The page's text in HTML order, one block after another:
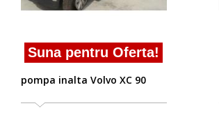
Suna pentru Oferta!
pompa inalta Volvo XC 90